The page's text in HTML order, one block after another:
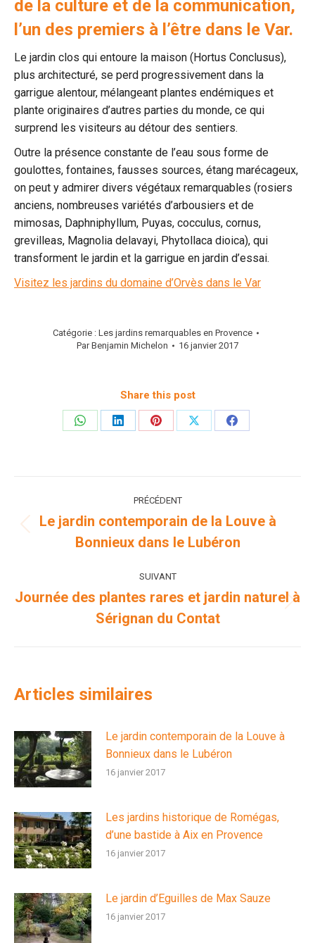
de la culture et de la communication,
l’un des premiers à l’être dans le Var.
Le jardin clos qui entoure la maison (Hortus Conclusus),
plus architecturé, se perd progressivement dans la
garrigue alentour, mélangeant plantes endémiques et
plante originaires d’autres parties du monde, ce qui
surprend les visiteurs au détour des sentiers.
Outre la présence constante de l’eau sous forme de
goulottes, fontaines, fausses sources, étang marécageux,
on peut y admirer divers végétaux remarquables (rosiers
anciens, nombreuses variétés d’arbousiers et de
mimosas, Daphniphyllum, Puyas, cocculus, cornus,
grevilleas, Magnolia delavayi, Phytollaca dioica), qui
transforment le jardin et la garrigue en jardin d’essai.
Visitez les jardins du domaine d’Orvès dans le Var
Catégorie : Les jardins remarquables en Provence
ParBenjamin Michelon 16 janvier 2017
Share this post
PartagerPartagerPartagerPartagerPartager
article
PRÉCÉDENT
précédent
Le jardin contemporain de la Louve à
Bonnieux dans le Lubéron
SUIVANT
suivant
Journée des plantes rares et jardin naturel à
Sérignan du Contat
Articles similaires
Le jardin contemporain de la Louve à
Bonnieux dans le Lubéron
16 janvier 2017
Les jardins historique de Romégas,
d’une bastide à Aix en Provence
16 janvier 2017
Le jardin d’Eguilles de Max Sauze
16 janvier 2017